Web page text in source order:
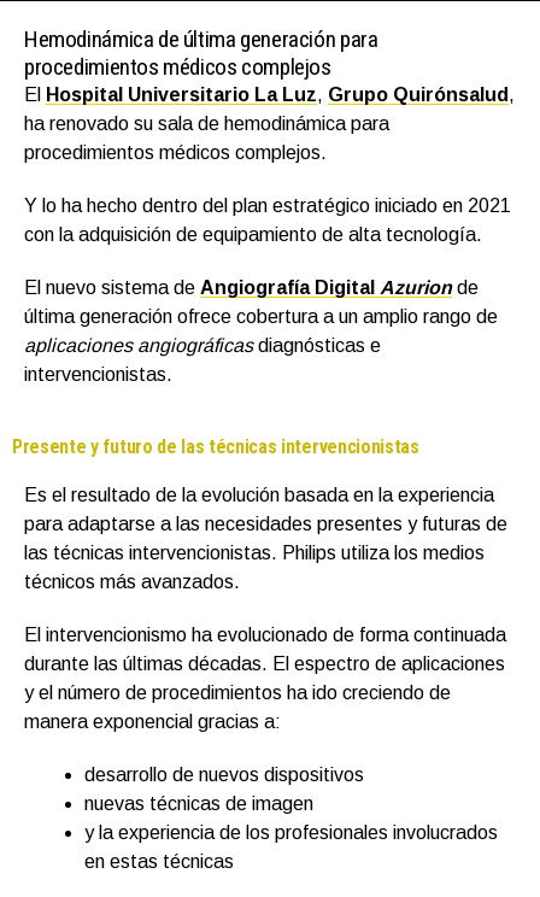
Hemodinámica de última generación para
procedimientos médicos complejos
El Hospital Universitario La Luz, Grupo Quirónsalud ,
ha renovado su sala de hemodinámica para
procedimientos médicos complejos.
Y lo ha hecho dentro del plan estratégico iniciado en 2021
con la adquisición de equipamiento de alta tecnología.
El nuevo sistema de Angiografía Digital Azurion de
última generación ofrece cobertura a un amplio rango de
aplicaciones angiográficasdiagnósticas e
intervencionistas.
Presente y futuro de las técnicas intervencionistas
Es el resultado de la evolución basada en la experiencia
para adaptarse a las necesidades presentes y futuras de
las técnicas intervencionistas. Philips utiliza los medios
técnicos más avanzados.
El intervencionismo ha evolucionado de forma continuada
durante las últimas décadas. El espectro de aplicaciones
y el número de procedimientos ha ido creciendo de
manera exponencial gracias a:
desarrollo de nuevos dispositivos
nuevas técnicas de imagen
y la experiencia de los profesionales involucrados
en estas técnicas